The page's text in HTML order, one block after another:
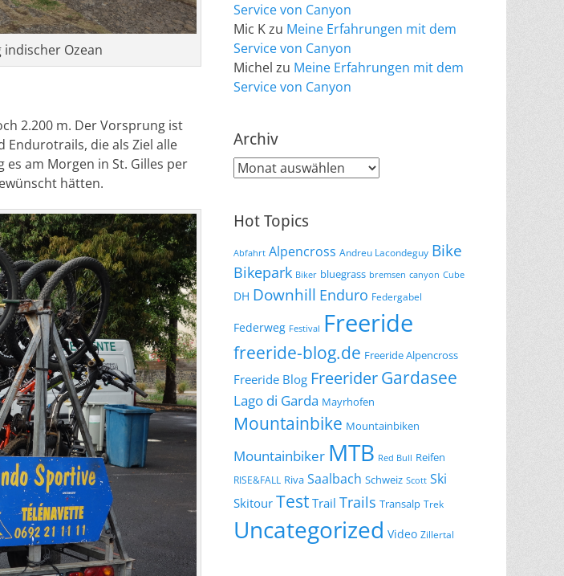
Ozean
2.200 m. Der Vorsprung ist
die als Ziel alle
es am Morgen in St. Gilles per
hätten.
Service von Canyon
Mic Kzu Meine Erfahrungen mit dem
Service von Canyon
Michel zu Meine Erfahrungen mit dem
Service von Canyon
Archiv
Archiv
Hot Topics
Abfahrt Alpencross Andreu Lacondeguy Bike
Bikepark Biker bluegrass bremsen canyon Cube
DH Downhill Enduro Federgabel
Federweg Festival Freeride
freeride-blog.de Freeride Alpencross
Freeride Blog FreeriderGardasee
Lago di Garda Mayrhofen
Mountainbike Mountainbiken
Mountainbiker MTB Red Bull Reifen
RISE&FALL Riva Saalbach Schweiz Scott Ski
Skitour Test Trail Trails Transalp Trek
Uncategorized Video Zillertal